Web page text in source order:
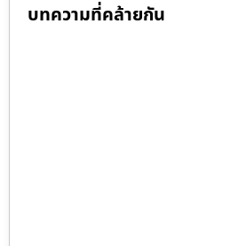
บทความที่คล้ายกัน